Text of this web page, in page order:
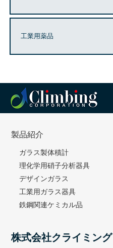
工業用薬品
製品紹介
ガラス製体積計
理化学用硝子分析器具
デザインガラス
工業用ガラス器具
鉄鋼関連ケミカル品
株式会社クライミング